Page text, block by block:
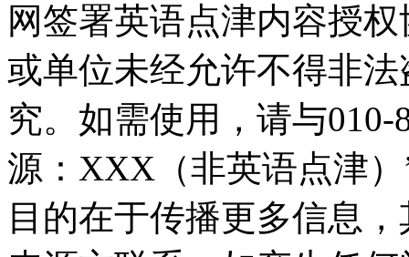
网签署英语点津内容授
或单位未经允许不得非
究。如需使用，请与010-
源：XXX（非英语点津
目的在于传播更多信息